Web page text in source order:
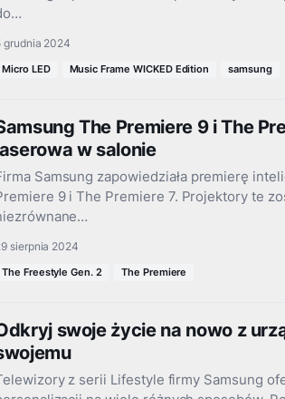
grudnia 2024
Micro LED Music Frame WICKED Edition samsung
The Premiere 9 i The
w salonie
Samsung zapowiedziała premierę
9 i The Premiere 7. Projektory te
sierpnia 2024
The Freestyle Gen. 2 The Premiere
swoje życie na nowo z
z serii Lifestyle firmy Samsung